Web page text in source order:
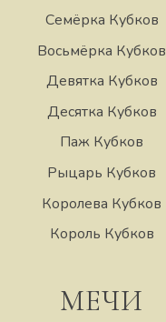
Семёрка Кубков
Восьмёрка Кубков
Девятка Кубков
Десятка Кубков
Паж Кубков
Рыцарь Кубков
Королева Кубков
Король Кубков
МЕЧИ